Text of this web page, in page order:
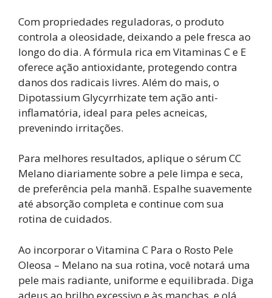
Com propriedades reguladoras, o produto
controla a oleosidade, deixando a pele fresca ao
longo do dia. A fórmula rica em Vitaminas C e E
oferece ação antioxidante, protegendo contra
danos dos radicais livres. Além do mais, o
Dipotassium Glycyrrhizate tem ação anti-
inflamatória, ideal para peles acneicas,
prevenindo irritações.
Para melhores resultados, aplique o sérum CC
Melano diariamente sobre a pele limpa e seca,
de preferência pela manhã. Espalhe suavemente
até absorção completa e continue com sua
rotina de cuidados.
Ao incorporar o Vitamina C Para o Rosto Pele
Oleosa – Melano na sua rotina, você notará uma
pele mais radiante, uniforme e equilibrada. Diga
adeus ao brilho excessivo e às manchas, e olá